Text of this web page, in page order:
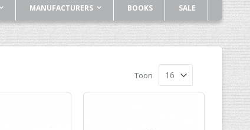
MANUFACTURERS BOOKS SALE
Toon